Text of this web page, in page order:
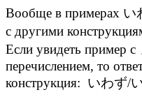
Вообще в примерах い
с другими
Если увидеть пример
перечислением, то
конструкция: いわず/